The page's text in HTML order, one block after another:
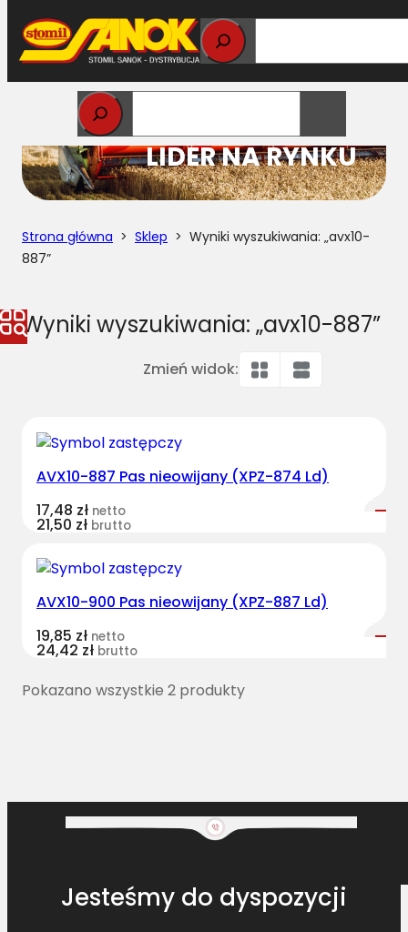
Przejdź
do
treści
STOMIL
LIDER NA RYNKU
Strona główna > Sklep > Wyniki wyszukiwania: „avx10-
887”
Wyniki wyszukiwania: „avx10-887”
Zmień widok:
AVX10-887 Pas nieowijany (XPZ-874 Ld)
17,48 zł netto
21,50 zł brutto
AVX10-900 Pas nieowijany (XPZ-887 Ld)
19,85 zł netto
24,42 zł brutto
Pokazano wszystkie 2 produkty
Jesteśmy do dyspozycji